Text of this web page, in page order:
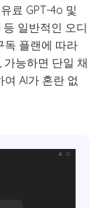
료 GPT-4o 및
등 일반적인 오디
독 플랜에 따라
능하면 단일 채
AI가 혼란 없